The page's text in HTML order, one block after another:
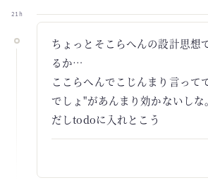
21h
ちょっとそこらへんの設計思想
るか…
ここらへんでこじんまり言って
でしょ"があんまり効かないしな
だしtodoに入れとこう